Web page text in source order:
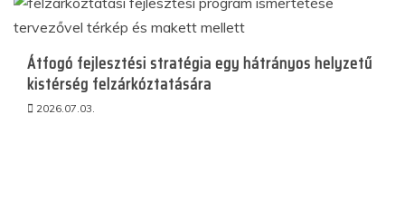
Átfogó fejlesztési stratégia egy hátrányos helyzetű
kistérség felzárkóztatására
2026.07.03.